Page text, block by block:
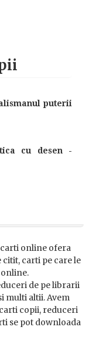
puterii
cu desen -
online ofera
carti pe care le
de pe librarii
multi altii. Avem
copii, reduceri
se pot downloada